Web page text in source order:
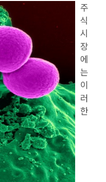
주
식
시
장
에
는
이
러
한